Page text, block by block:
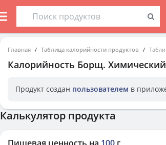
Главная Таблица калорийности продуктов
Калорийность Борщ.
Продукт создан пользователем в
Калькулятор продукта